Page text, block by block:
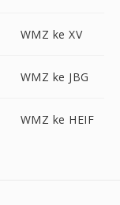
WMZ ke XV
WMZ ke JBG
WMZ ke HEIF